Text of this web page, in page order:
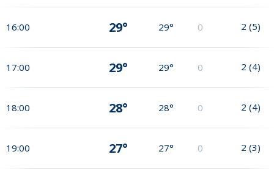
16:00 29° 29° 0 2 (5)
17:00 29° 29° 0 2 (4)
18:00 28° 28° 0 2 (4)
19:00 27° 27° 0 2 (3)